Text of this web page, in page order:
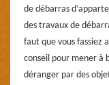
de débarras
des travaux de
faut que vous fassiez
conseil pour mener à
déranger par des